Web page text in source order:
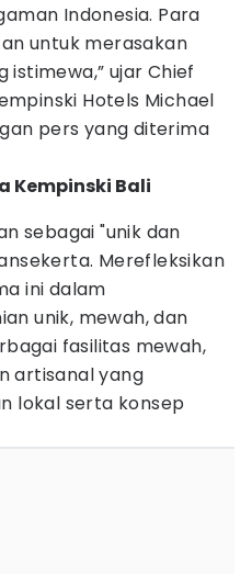
Indonesia. Para
untuk merasakan
istimewa,” ujar Chief
Hotels Michael
pers yang diterima
Kempinski Bali
sebagai "unik dan
Merefleksikan
ini dalam
unik, mewah, dan
fasilitas mewah,
artisanal yang
lokal serta konsep